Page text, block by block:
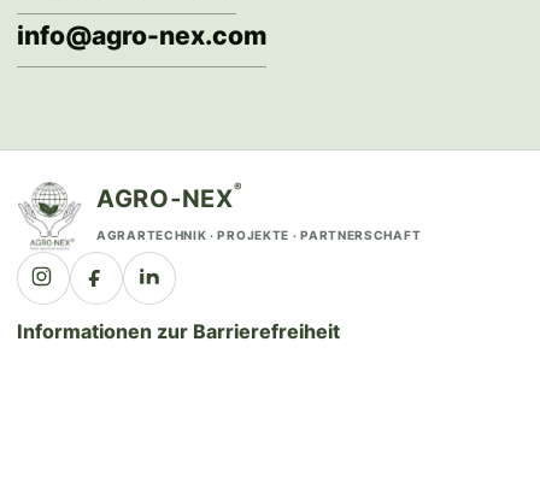
info@agro-nex.com
AGRO‑NEX®
AGRARTECHNIK · PROJEKTE · PARTNERSCHAFT
Informationen zur Barrierefreiheit